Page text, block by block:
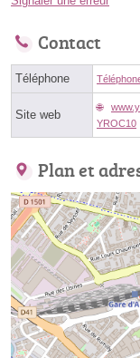
Contact
Téléphone
Site web
YROC10
Plan et